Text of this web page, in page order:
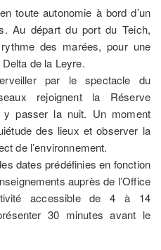
toute autonomie à bord d’un
Au départ du port du Teich,
des marées, pour une
de la Leyre.
par le spectacle du
rejoignent la Réserve
y passer la nuit. Un moment
des lieux et observer la
de l’environnement.
dates prédéfinies en fonction
auprès de l’Office
accessible de 4 à 14
30 minutes avant le